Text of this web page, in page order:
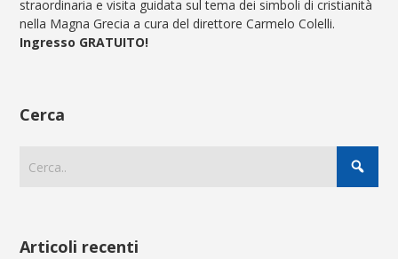
straordinaria e visita guidata sul tema dei simboli di cristianità
nella Magna Grecia a cura del direttore Carmelo Colelli.
Ingresso GRATUITO!
Cerca
Articoli recenti